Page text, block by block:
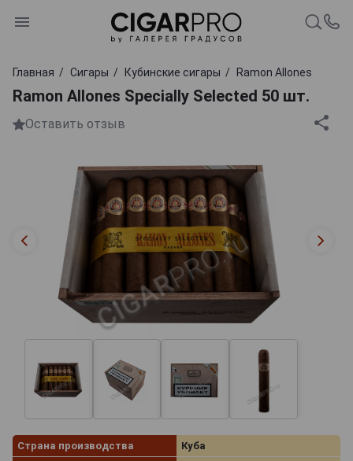
Главная Сигары Кубинские сигары Ramon Allones
Ramon Allones Specially Selected 50 шт.
Оставить отзыв
Страна производства
Куба